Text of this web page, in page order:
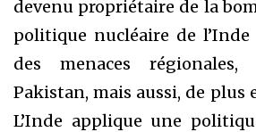
devenu propriétaire de la
politique nucléaire de
des menaces
Pakistan, mais aussi, de plus
L’Inde applique une